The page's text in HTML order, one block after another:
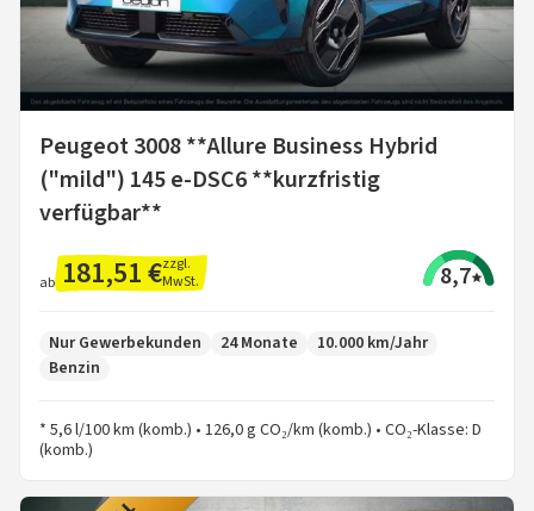
Peugeot 3008 **Allure Business Hybrid
("mild") 145 e-DSC6 **kurzfristig
verfügbar**
ab 181,51 €zzgl.
MwSt.
8,7
Nur Gewerbekunden 24 Monate
10.000 km/Jahr
Benzin
* 5,6 l/100 km (komb.) • 126,0 g CO₂/km (komb.) • CO₂-Klasse: D
(komb.)